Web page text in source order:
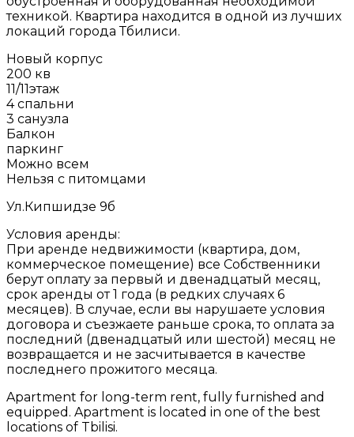
техникой. Квартира находится в одной из лучших
локаций города Тбилиси.
Новый корпус
200 кв
11/11этаж
4 спальни
3 санузла
Балкон
паркинг
Можно всем
Нельзя с питомцами
Ул.Кипшидзе 9б
Условия аренды:
При аренде недвижимости (квартира, дом,
коммерческое помещение) все Собственники
берут оплату за первый и двенадцатый месяц,
срок аренды от 1 года (в редких случаях 6
месяцев). В случае, если вы нарушаете условия
договора и съезжаете раньше срока, то оплата за
последний (двенадцатый или шестой) месяц не
возвращается и не засчитывается в качестве
последнего прожитого месяца.
Apartment for long-term rent, fully furnished and
equipped. Apartment is located in one of the best
locations of Tbilisi.